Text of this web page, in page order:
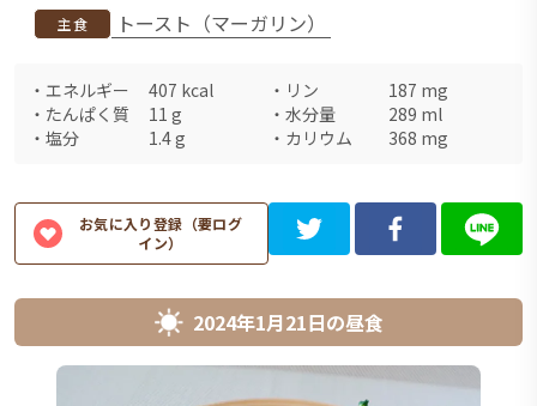
主食 トースト（マーガリン）
・ エネルギー 407 kcal ・ リン 187 mg
・ たんぱく質 11 g ・ 水分量 289 ml
・ 塩分 1.4g ・ カリウム 368 mg
お気に入り登録（要ログ
イン）
2024年1月21日の昼食